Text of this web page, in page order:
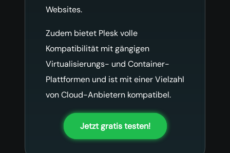
Websites.
Zudem bietet Plesk volle
Kompatibilität mit gängigen
Virtualisierungs- und Container-
Plattformen und ist mit einer Vielzahl
von Cloud-Anbietern kompatibel.
Jetzt gratis testen!